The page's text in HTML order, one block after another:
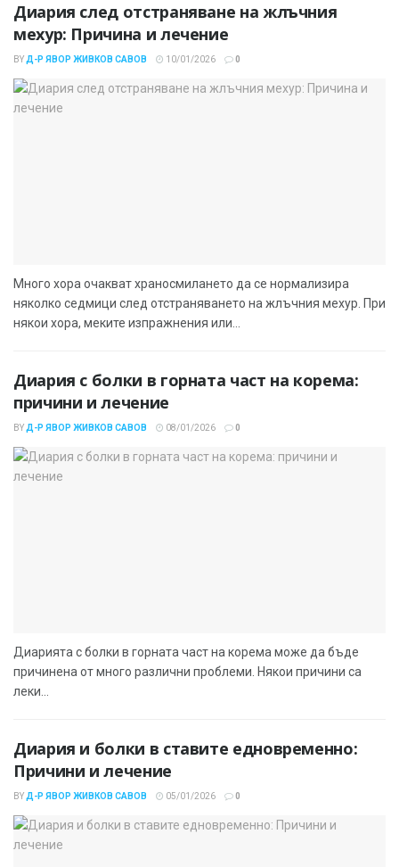
Диария след отстраняване на жлъчния
мехур: Причина и лечение
BY Д-Р ЯВОР ЖИВКОВ САВОВ 10/01/2026 0
Много хора очакват храносмилането да се нормализира
няколко седмици след отстраняването на жлъчния мехур. При
някои хора, меките изпражнения или...
Диария с болки в горната част на корема:
причини и лечение
BY Д-Р ЯВОР ЖИВКОВ САВОВ 08/01/2026 0
Диарията с болки в горната част на корема може да бъде
причинена от много различни проблеми. Някои причини са
леки...
Диария и болки в ставите едновременно:
Причини и лечение
BY Д-Р ЯВОР ЖИВКОВ САВОВ 05/01/2026 0